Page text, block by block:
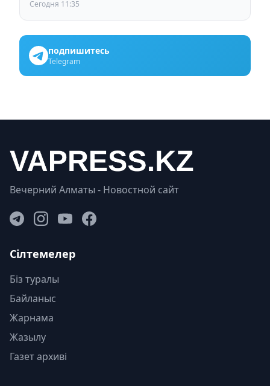
Сегодня 11:35
подпишитесь
Telegram
Вечерний Алматы - Новостной сайт
Сілтемелер
Біз туралы
Байланыс
Жарнама
Жазылу
Газет архиві